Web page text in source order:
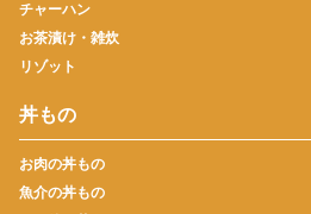
チャーハン
お茶漬け・雑炊
リゾット
丼もの
お肉の丼もの
魚介の丼もの